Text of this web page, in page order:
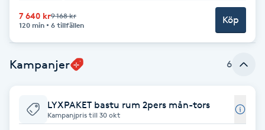
Damklippning
Dermapen
Diamantslipning
7 640 kr9 168 kr
120 min
6 tillfällen Köp
Kampanjer 6
LYXPAKET bastu rum 2pers mån-tors
Kampanjpris till 30 okt